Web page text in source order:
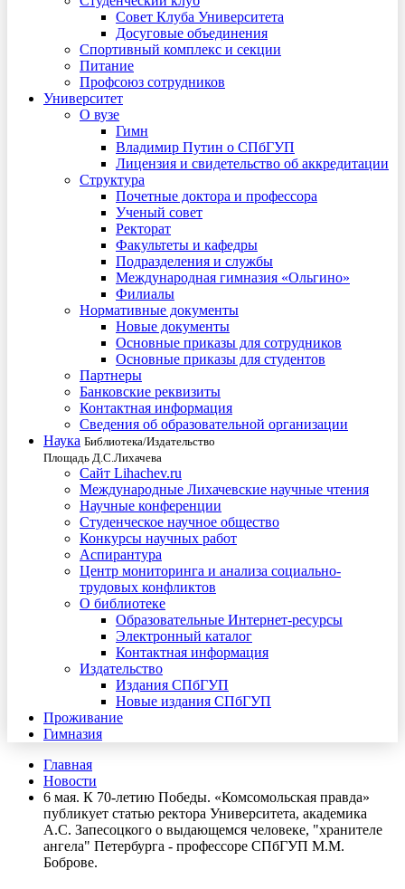
Совет Клуба Университета
Досуговые объединения
Спортивный комплекс и секции
Питание
Профсоюз сотрудников
Университет
О вузе
Гимн
Владимир Путин о СПбГУП
Лицензия и свидетельство об аккредитации
Структура
Почетные доктора и профессора
Ученый совет
Ректорат
Факультеты и кафедры
Подразделения и службы
Международная гимназия «Ольгино»
Филиалы
Нормативные документы
Новые документы
Основные приказы для сотрудников
Основные приказы для студентов
Партнеры
Банковские реквизиты
Контактная информация
Сведения об образовательной организации
Наука Библиотека/Издательство
Площадь Д.С.Лихачева
Сайт Lihachev.ru
Международные Лихачевские научные чтения
Научные конференции
Студенческое научное общество
Конкурсы научных работ
Аспирантура
Центр мониторинга и анализа социально-
трудовых конфликтов
О библиотеке
Образовательные Интернет-ресурсы
Электронный каталог
Контактная информация
Издательство
Издания СПбГУП
Новые издания СПбГУП
Проживание
Гимназия
Главная
Новости
6 мая. К 70-летию Победы. «Комсомольская правда»
публикует статью ректора Университета, академика
А.С. Запесоцкого о выдающемся человеке, "хранителе
ангела" Петербурга - профессоре СПбГУП М.М.
Боброве.